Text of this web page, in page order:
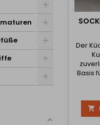
Der
Basis
